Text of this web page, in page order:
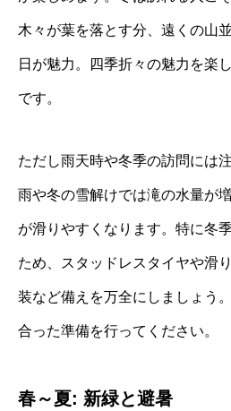
木々が葉を落とす分、遠くの山
日が魅力。四季折々の魅力を楽
です。
ただし雨天時や冬季の訪問には
雨や冬の雪解けでは滝の水量が
が滑りやすくなります。特に冬
ため、スタッドレスタイヤや滑
装など備えを万全にしましょう
合った準備を行ってください。
春～夏: 新緑と避暑